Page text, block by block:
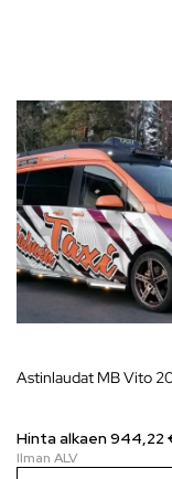
Astinlaudat MB Vito
Hinta alkaen944,22